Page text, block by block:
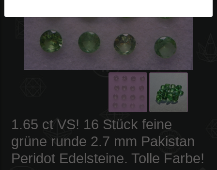
1.65 ct VS! 16 Stück feine
grüne runde 2.7 mm Pakistan
Peridot Edelsteine. Tolle Farbe!